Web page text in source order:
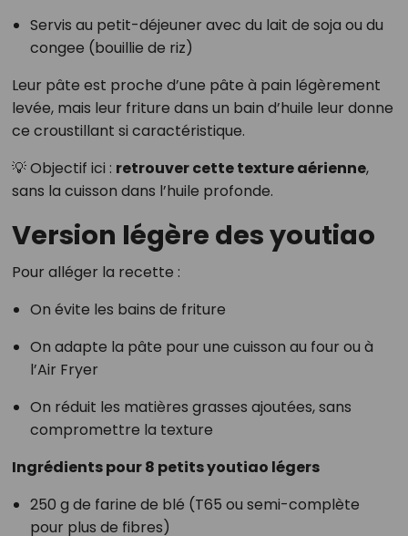
Servis au petit-déjeuner avec du lait de soja ou du
congee (bouillie de riz)
Leur pâte est proche d’une pâte à pain légèrement
levée, mais leur friture dans un bain d’huile leur donne
ce croustillant si caractéristique.
💡 Objectif ici : retrouver cette texture aérienne,
sans la cuisson dans l’huile profonde.
Version légère des youtiao
Pour alléger la recette :
On évite les bains de friture
On adapte la pâte pour une cuisson au four ou à
l’Air Fryer
On réduit les matières grasses ajoutées, sans
compromettre la texture
Ingrédients pour 8 petits youtiao légers
250 g de farine de blé (T65 ou semi-complète
pour plus de fibres)